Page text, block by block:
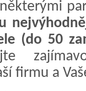
(do 50
firmu a